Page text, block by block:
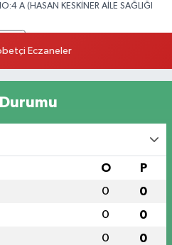
A (HASAN KESKİNER AİLE SAĞLIĞI
Eczaneler
O P
0 0
0 0
0 0